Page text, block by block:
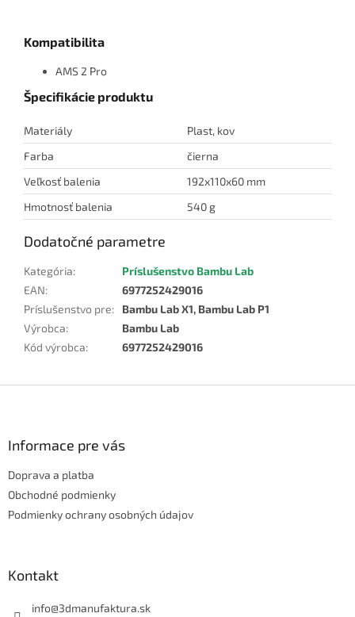
Kompatibilita
AMS 2 Pro
Špecifikácie produktu
Materiály
Plast, kov
Farba
čierna
Veľkosť balenia
192x110x60 mm
Hmotnosť balenia
540 g
Dodatočné parametre
Kategória:
Príslušenstvo Bambu Lab
EAN:
6977252429016
Príslušenstvo pre:
Bambu Lab X1, Bambu Lab P1
Výrobca:
Bambu Lab
Kód výrobca: 6977252429016
Informace pre vás
Doprava a platba
Obchodné podmienky
Podmienky ochrany osobných údajov
Kontakt
info@3dmanufaktura.sk